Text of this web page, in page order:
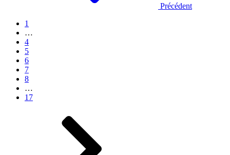
Précédent
1
…
4
5
6
7
8
…
17